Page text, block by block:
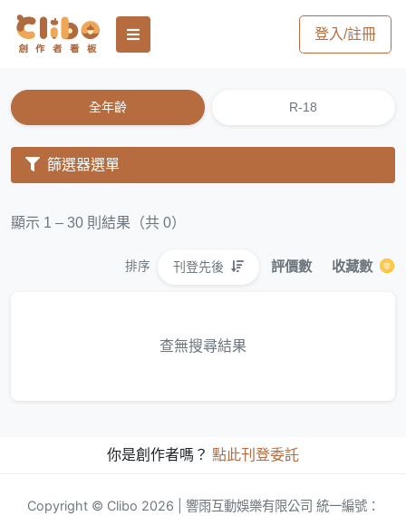
登入/註冊
全年齡 R-18
篩選器選單
顯示 1 – 30 則結果（共 0）
排序 刊登先後 評價數 收藏數
查無搜尋結果
你是創作者嗎？ 點此刊登委託
Copyright © Clibo 2026 | 響雨互動娛樂有限公司 統一編號：